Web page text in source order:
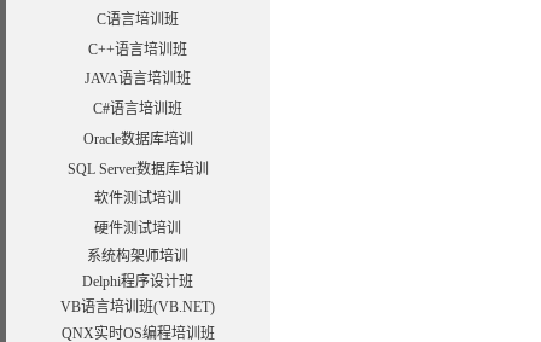
C语言培训班
C++语言培训班
JAVA语言培训班
C#语言培训班
Oracle数据库培训
SQL Server数据库培训
软件测试培训
硬件测试培训
系统构架师培训
Delphi程序设计班
VB语言培训班(VB.NET)
QNX实时OS编程培训班